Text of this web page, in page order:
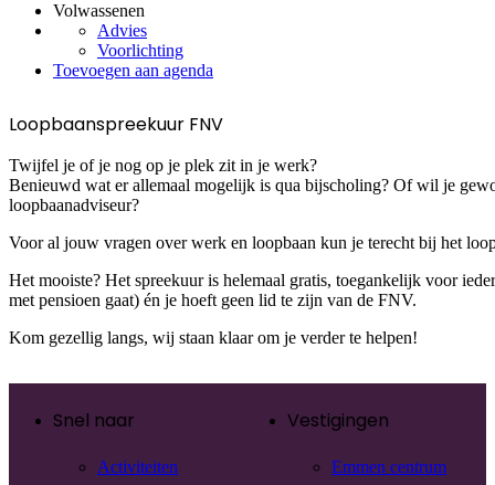
Volwassenen
Advies
Voorlichting
Toevoegen aan agenda
Loopbaanspreekuur FNV
Twijfel je of je nog op je plek zit in je werk?
Benieuwd wat er allemaal mogelijk is qua bijscholing? Of wil je
loopbaanadviseur?
Voor al jouw vragen over werk en loopbaan kun je terecht bij het
Het mooiste? Het spreekuur is helemaal gratis, toegankelijk voor
met pensioen gaat) én je hoeft geen lid te zijn van de FNV.
Kom gezellig langs, wij staan klaar om je verder te helpen!
Snel naar
Activiteiten
Vestigingen
Emmen centrum